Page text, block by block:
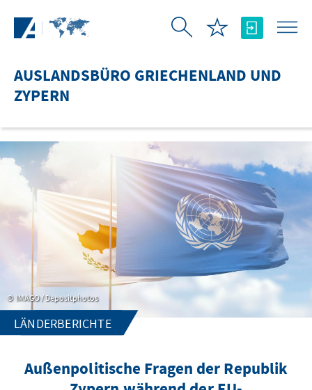
AUSLANDSBÜRO GRIECHENLAND UND
ZYPERN
IMAGO / Depositphotos
LÄNDERBERICHTE
Außenpolitische Fragen der Republik